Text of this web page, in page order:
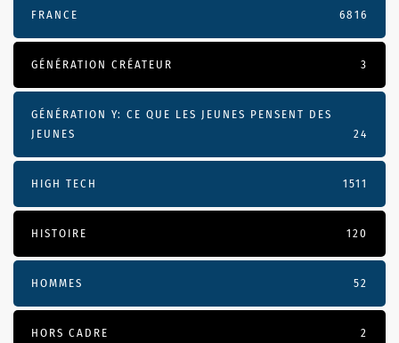
FRANCE 6816
GÉNÉRATION CRÉATEUR 3
GÉNÉRATION Y: CE QUE LES JEUNES PENSENT DES
JEUNES
24
HIGH TECH 1511
HISTOIRE 120
HOMMES 52
HORS CADRE 2